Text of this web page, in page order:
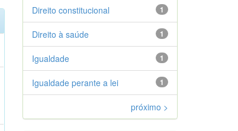
1
Direito constitucional
1
Direito à saúde
1
Igualdade
1
Igualdade perante a lei
próximo >